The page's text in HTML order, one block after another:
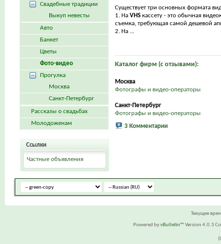
Существует три основных формата
1. На VHS кассету - это обычная
съемка, требующая самой дешевой
2. На ...
Каталог фирм (с отзывами):
Москва
Фотографы и видео-операторы
Санкт-Петербург
Фотографы и видео-операторы
3 Комментарии
Свадебные традиции
Выкуп невесты
Авто
Банкет
Цветы
Фото-видео
Прогулка
Москва
Санкт-Петербург
Рассказы о свадьбах
Молодоженам
Ссылки
Частные объявления
Текущее
Powered byvBulletin™ Version 4.0.3